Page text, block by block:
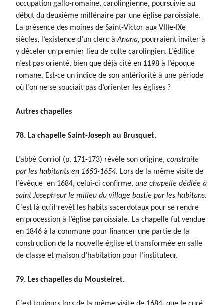
occupation gallo-romaine, carolingienne, poursuivie au
début du deuxième millénaire par une église paroissiale.
La présence des moines de Saint-Victor aux VIIIe-IXe
siècles, l’existence d’un clerc àAnana, pourraient inviter à
y déceler un premier lieu de culte carolingien. L’édifice
n’est pas orienté, bien que déjà cité en 1198 à l’époque
romane. Est-ce un indice de son antériorité à une période
où l’on ne se souciait pas d’orienter les églises ?
Autres chapelles
78. La chapelle Saint-Joseph au Brusquet.
L’abbé Corriol (p. 171-173) révèle son origine, construite
par les habitants en 1653-1654. Lors de la même visite de
l’évêque en 1684, celui-ci confirme, une chapelle dédiée à
saint Joseph sur le milieu du village bastie par les habitans.
C’est là qu’il revêt les habits sacerdotaux pour se rendre
en procession à l’église paroissiale. La chapelle fut vendue
en 1846 à la commune pour financer une partie de la
construction de la nouvelle église et transformée en salle
de classe et maison d’habitation pour l’instituteur.
79. Les chapelles du Mousteiret.